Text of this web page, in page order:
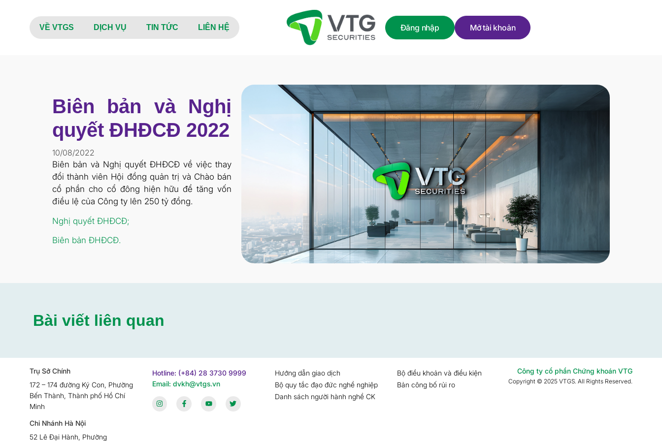
VỀ VTGS DỊCH VỤ TIN TỨC LIÊN HỆ Đăng nhập Mở tài khoản
Biên bản và Nghị
quyết ĐHĐCĐ 2022
10/08/2022
Biên bản và Nghị quyết ĐHĐCĐ về việc thay
đổi thành viên Hội đồng quản trị và Chào bán
cổ phần cho cổ đông hiện hữu để tăng vốn
điều lệ của Công ty lên 250 tỷ đồng.
Nghị quyết ĐHĐCĐ;
Biên bản ĐHĐCĐ.
Bài viết liên quan
Trụ Sở Chính
172 – 174 đường Ký Con, Phường
Bến Thành, Thành phố Hồ Chí
Minh
Chi Nhánh Hà Nội
52 Lê Đại Hành, Phường
Hotline: (+84) 28 3730 9999
Email: dvkh@vtgs.vn
Hướng dẫn giao dịch
Bộ quy tắc đạo đức nghề nghiệp
Danh sách người hành nghề CK
Bộ điều khoản và điều kiện
Bản công bố rủi ro
Công ty cổ phần Chứng khoán VTG
Copyright © 2025 VTGS. All Rights Reserved.